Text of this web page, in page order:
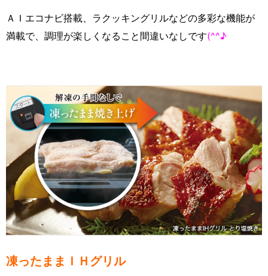
ＡＩエコナビ搭載、ラクッキングリルなどの多彩な機能が
満載で、調理が楽しくなること間違いなしです(^^♪
凍ったままＩＨグリル